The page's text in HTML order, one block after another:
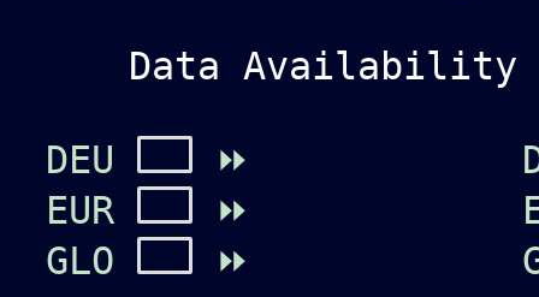
Data Availability
DEU
⏩
EUR
⏩
GLO
⏩